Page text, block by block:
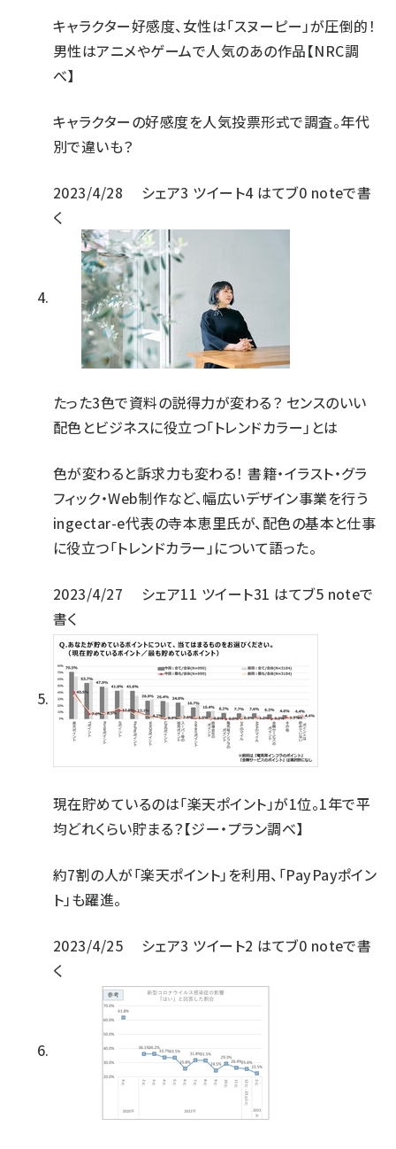
キャラクター好感度、女性は「スヌーピー」が圧倒的！
男性はアニメやゲームで人気のあの作品【NRC調
べ】
キャラクターの好感度を人気投票形式で調査。年代
別で違いも？
2023/4/28 シェア3 ツイート4 はてブ0 noteで書
く
たった3色で資料の説得力が変わる？ センスのいい
配色とビジネスに役立つ「トレンドカラー」とは
色が変わると訴求力も変わる！ 書籍・イラスト・グラ
フィック・Web制作など、幅広いデザイン事業を行う
ingectar-e代表の寺本恵里氏が、配色の基本と仕事
に役立つ「トレンドカラー」について語った。
2023/4/27 シェア11 ツイート31 はてブ5 noteで
書く
現在貯めているのは「楽天ポイント」が1位。1年で平
均どれくらい貯まる？【ジー・プラン調べ】
約7割の人が「楽天ポイント」を利用、「PayPayポイン
ト」も躍進。
2023/4/25 シェア3 ツイート2 はてブ0 noteで書
く